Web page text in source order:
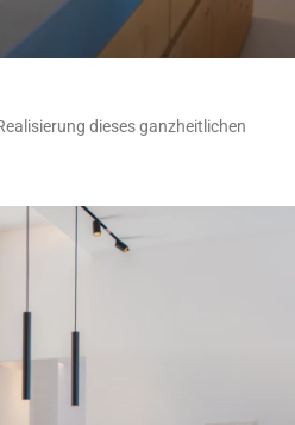
dieses ganzheitlichen